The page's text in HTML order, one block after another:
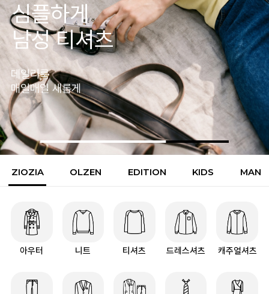
핏이 다른
남성팬츠
로 완성되는
하루
ZIOZIA OLZEN EDITION KIDS MAN
아우터 니트 티셔츠 드레스셔츠 캐주얼셔츠